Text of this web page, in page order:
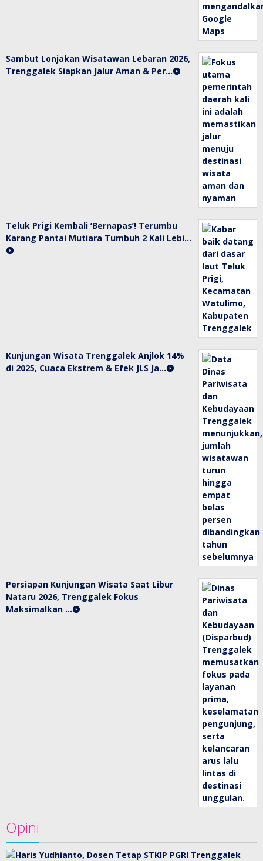
Sambut Lonjakan Wisatawan Lebaran 2026,
Trenggalek Siapkan Jalur Aman & Per…
Teluk Prigi Kembali ‘Bernapas’! Terumbu
Karang Pantai Mutiara Tumbuh 2 Kali Lebi…
Kunjungan Wisata Trenggalek Anjlok 14%
di 2025, Cuaca Ekstrem & Efek JLS Ja…
Persiapan Kunjungan Wisata Saat Libur
Nataru 2026, Trenggalek Fokus
Maksimalkan …
Opini